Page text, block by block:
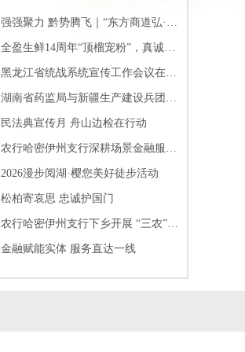
强强聚力 黔势腾飞｜“东方商道弘·贵州山河行”长三角珠三角企业家贵州高质量发展产业大会圆满落幕
全盈生鲜14周年“顶榴宠粉”，真诚回馈全城顾客
黑龙江省统战系统宣传工作会议在哈尔滨召开
湖南省药监局与新疆生产建设兵团药监局签署合作框架协议 共促药品监管协同发展
民法典宣传月 舟山边检在行动
农行哈密伊州支行深耕场景金融服务 筑牢客户权益防线
2026漫步阅湖·樱您美好徒步活动
松柏寄哀思 忠诚护国门
农行哈密伊州支行下乡开展 “三农” 金融讲堂 精准服务乡村发展
金融赋能实体 服务直达一线